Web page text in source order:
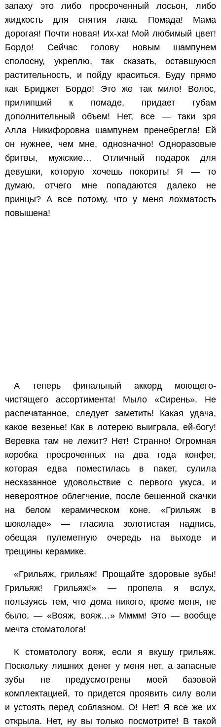
запаху это либо просроченный лосьон, либо
жидкость для снятия лака. Помада! Мама
дорогая! Почти новая! Их-ха! Мой любимый цвет!
Бордо! Сейчас голову новым шампунем
сполосну, укреплю, так сказать, оставшуюся
растительность, и пойду краситься. Буду прямо
как Бриджет Бордо! Это же так мило! Волос,
прилипший к помаде, придает губам
дополнительный объем! Нет, все — таки зря
Алла Никифоровна шампунем пренебрегла! Ей
он нужнее, чем мне, однозначно! Одноразовые
бритвы, мужские… Отличный подарок для
девушки, которую хочешь покорить! Я — то
думаю, отчего мне попадаются далеко не
принцы? А все потому, что у меня лохматость
повышена!
А теперь финальный аккорд моющего-
чистящего ассортимента! Мыло «Сирень». Не
распечатанное, следует заметить! Какая удача,
какое везенье! Как в лотерею выиграла, ей-богу!
Веревка там не лежит? Нет! Странно! Огромная
коробка просроченных на два года конфет,
которая едва поместилась в пакет, сулила
несказанное удовольствие с первого укуса, и
невероятное облегчение, после бешенной скачки
на белом керамическом коне. «Грильяж в
шоколаде» — гласила золотистая надпись,
обещая пулеметную очередь на выходе и
трещины керамике.
«Грильяж, грильяж! Прощайте здоровые зубы!
Грильяж! Грильяж!» — пропела я вслух,
пользуясь тем, что дома никого, кроме меня, не
было, — «Вояж, вояж…» Мммм! Это — вообще
мечта стоматолога!
К стоматологу вояж, если я вкушу грильяж.
Поскольку лишних денег у меня нет, а запасные
зубы не предусмотрены моей базовой
комплектацией, то придется проявить силу воли
и устоять перед соблазном. О! Нет! Я все же их
открыла. Нет, ну вы только посмотрите! В такой